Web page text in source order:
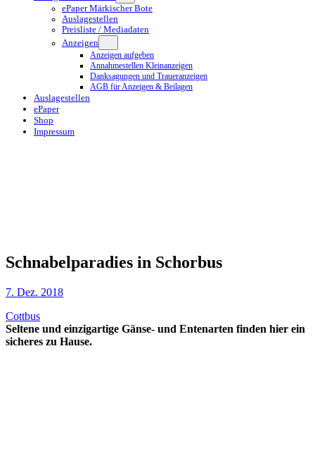
ePaper Märkischer Bote
Auslagestellen
Preisliste / Mediadaten
Anzeigen
Anzeigen aufgeben
Annahmestellen Kleinanzeigen
Danksagungen und Traueranzeigen
AGB für Anzeigen & Beilagen
Auslagestellen
ePaper
Shop
Impressum
Schnabelparadies in Schorbus
7. Dez. 2018
Cottbus
Seltene und einzigartige Gänse- und Entenarten finden hier ein
sicheres zu Hause.